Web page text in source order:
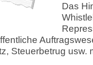
Das
Steuerbetrug usw.